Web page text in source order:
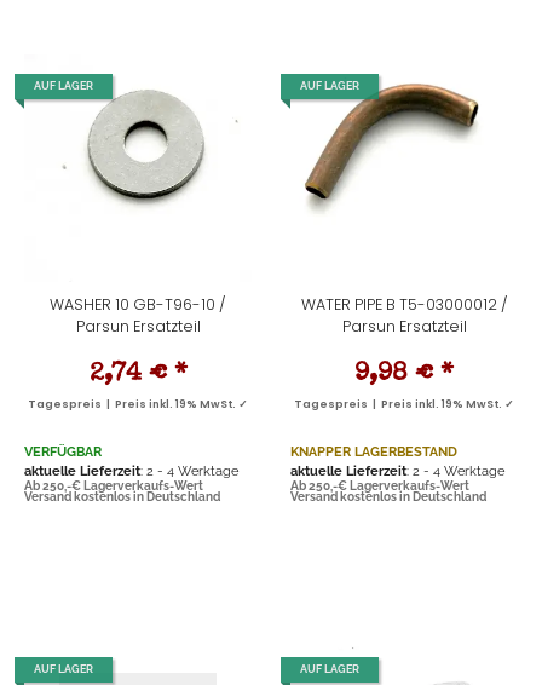
AUF LAGER
WASHER 10 GB-T96-10 /
Parsun Ersatzteil
2,74 € *
Tagespreis | Preis inkl. 19% MwSt. ✓
VERFÜGBAR
aktuelle Lieferzeit: 2 - 4 Werktage
Ab 250,-€ Lagerverkaufs-Wert
Versand kostenlos in Deutschland
AUF LAGER
WATER PIPE B T5-03000012 /
Parsun Ersatzteil
9,98 € *
Tagespreis | Preis inkl. 19% MwSt. ✓
KNAPPER LAGERBESTAND
aktuelle Lieferzeit: 2 - 4 Werktage
Ab 250,-€ Lagerverkaufs-Wert
Versand kostenlos in Deutschland
AUF LAGER AUF LAGER